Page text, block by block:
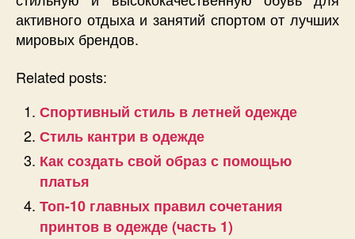
активного отдыха и занятий спортом от лучших
мировых брендов.
Related posts:
Спортивный стиль в летней одежде
Стиль кантри в одежде
Как создать свой образ с помощью
платья
Топ-10 главных правил сочетания
принтов в одежде (часть 1)